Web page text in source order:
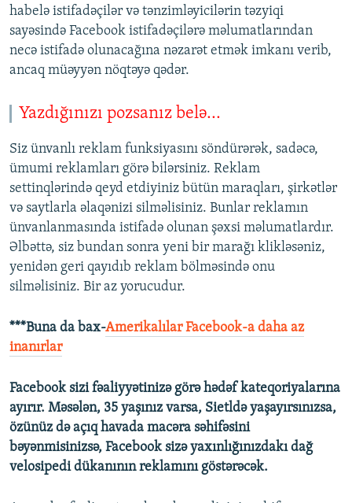
habelə istifadəçilər və tənzimləyicilərin təzyiqi
sayəsində Facebook istifadəçilərə məlumatlarından
necə istifadə olunacağına nəzarət etmək imkanı verib,
ancaq müəyyən nöqtəyə qədər.
Yazdığınızı pozsanız belə...
Siz ünvanlı reklam funksiyasını söndürərək, sadəcə,
ümumi reklamları görə bilərsiniz. Reklam
settinqlərində qeyd etdiyiniz bütün maraqları, şirkətlər
və saytlarla əlaqənizi silməlisiniz. Bunlar reklamın
ünvanlanmasında istifadə olunan şəxsi məlumatlardır.
Əlbəttə, siz bundan sonra yeni bir marağı klikləsəniz,
yenidən geri qayıdıb reklam bölməsində onu
silməlisiniz. Bir az yorucudur.
***Buna da bax-Amerikalılar Facebook-a daha az
inanırlar
Facebook sizi fəaliyyətinizə görə hədəf kateqoriyalarına
ayırır. Məsələn, 35 yaşınız varsa, Sietldə yaşayırsınızsa,
özünüz də açıq havada macəra səhifəsini
bəyənmisinizsə, Facebook sizə yaxınlığınızdakı dağ
velosipedi dükanının reklamını göstərəcək.